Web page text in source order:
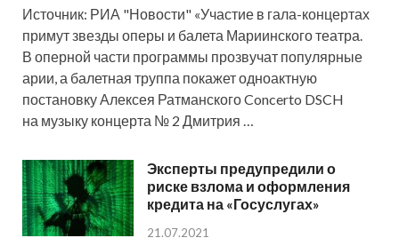
Источник: РИА "Новости" «Участие в гала-концертах
примут звезды оперы и балета Мариинского театра.
В оперной части программы прозвучат популярные
арии, а балетная труппа покажет одноактную
постановку Алексея Ратманского Concerto DSCH
на музыку концерта № 2 Дмитрия …
Эксперты предупредили о
риске взлома и оформления
кредита на «Госуслугах»
21.07.2021